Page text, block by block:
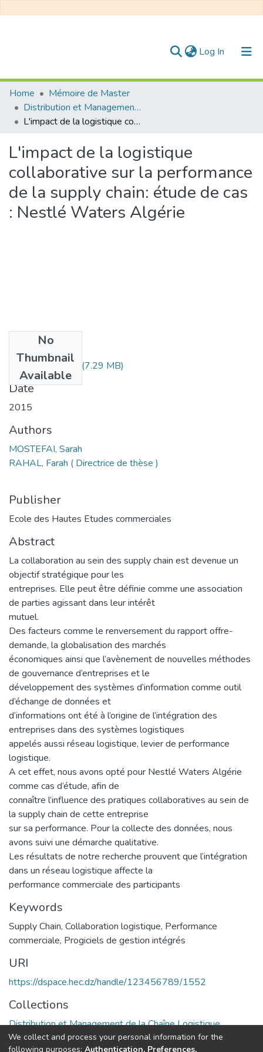
Log In (current)
Communities & Collections
All of DSpace
Home
Mémoire de Master
Distribution et Management de la Chaîne Logistique
L'impact de la logistique collaborative sur la performance de la supply chain: étude de cas : Nestlé Waters Algérie
L'impact de la logistique
collaborative sur la performance
de la supply chain: étude de cas
: Nestlé Waters Algérie
No
Thumbnail
Available
MS1.259-15.pdf (7.29 MB)
Date
2015
Authors
MOSTEFAI, Sarah
RAHAL, Farah ( Directrice de thèse )
Publisher
Ecole des Hautes Etudes commerciales
Abstract
La collaboration au sein des supply chain est devenue un
objectif stratégique pour les
entreprises. Elle peut être définie comme une association
de parties agissant dans leur intérêt
mutuel.
Des facteurs comme le renversement du rapport offre-
demande, la globalisation des marchés
économiques ainsi que l’avènement de nouvelles méthodes
de gouvernance d’entreprises et le
développement des systèmes d’information comme outil
d’échange de données et
d’informations ont été à l’origine de l’intégration des
entreprises dans des systèmes logistiques
appelés aussi réseau logistique, levier de performance
logistique.
A cet effet, nous avons opté pour Nestlé Waters Algérie
comme cas d’étude, afin de
connaître l’influence des pratiques collaboratives au sein de
la supply chain de cette entreprise
sur sa performance. Pour la collecte des données, nous
avons suivi une démarche qualitative.
Les résultats de notre recherche prouvent que l’intégration
dans un réseau logistique affecte la
performance commerciale des participants
Keywords
Supply Chain, Collaboration logistique, Performance
commerciale, Progiciels de gestion intégrés
URI
https://dspace.hec.dz/handle/123456789/1552
Collections
Distribution et Management de la Chaîne Logistique
We collect and process your personal information for the
following purposes: Authentication, Preferences,